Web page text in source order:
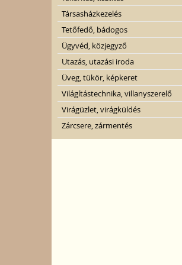
Társasházkezelés
Tetőfedő, bádogos
Ügyvéd, közjegyző
Utazás, utazási iroda
Üveg, tükör, képkeret
Világítástechnika, villanyszerelő
Virágüzlet, virágküldés
Zárcsere, zármentés